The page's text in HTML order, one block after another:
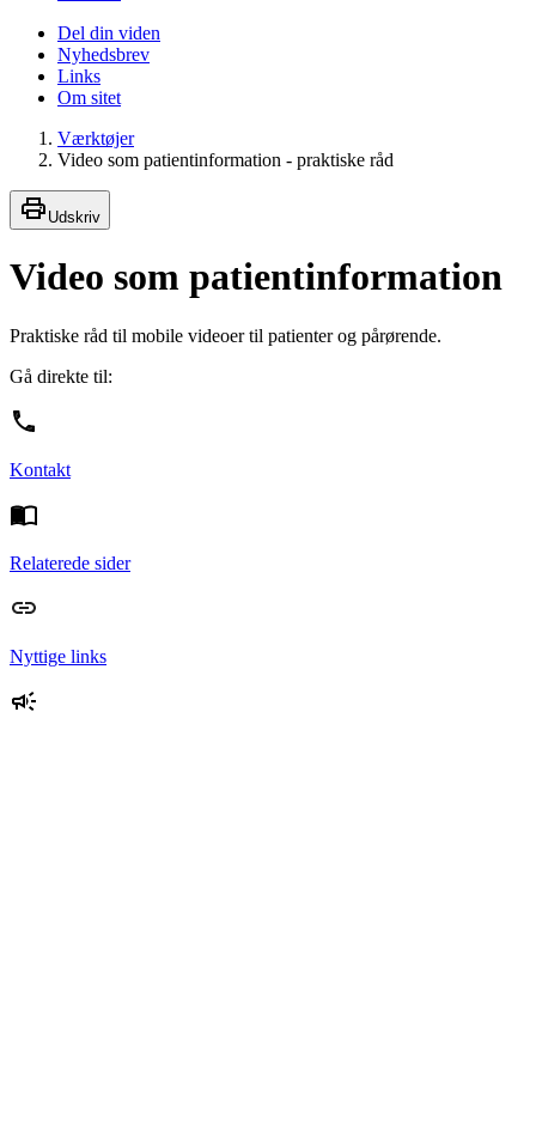
Del din viden
Nyhedsbrev
Links
Om sitet
Værktøjer
Video som patientinformation - praktiske råd
Udskriv
Video som patientinformation
Praktiske råd til mobile videoer til patienter og pårørende.
Gå direkte til:
Kontakt
Relaterede sider
Nyttige links